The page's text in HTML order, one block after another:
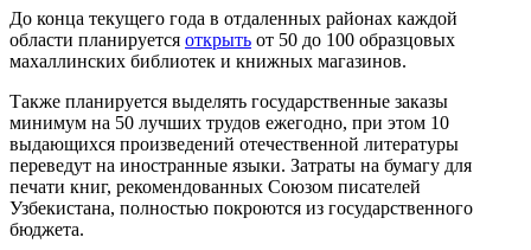
До конца текущего года в отдаленных районах каждой
области планируется открыть от 50 до 100 образцовых
махаллинских библиотек и книжных магазинов.
Также планируется выделять государственные заказы
минимум на 50 лучших трудов ежегодно, при этом 10
выдающихся произведений отечественной литературы
переведут на иностранные языки. Затраты на бумагу для
печати книг, рекомендованных Союзом писателей
Узбекистана, полностью покроются из государственного
бюджета.